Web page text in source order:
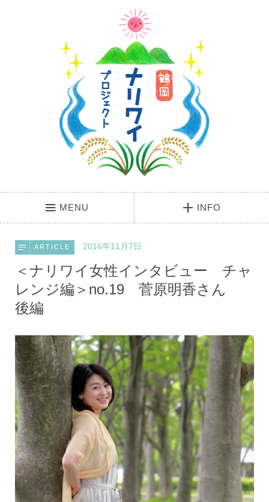
MENU INFO
ARTICLE 2016年11月7日
＜ナリワイ女性インタビュー チャ
レンジ編＞no.19 菅原明香さん
後編